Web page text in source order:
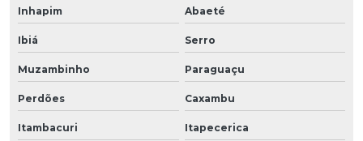
Inhapim Abaeté
Ibiá Serro
Muzambinho Paraguaçu
Perdões Caxambu
Itambacuri Itapecerica